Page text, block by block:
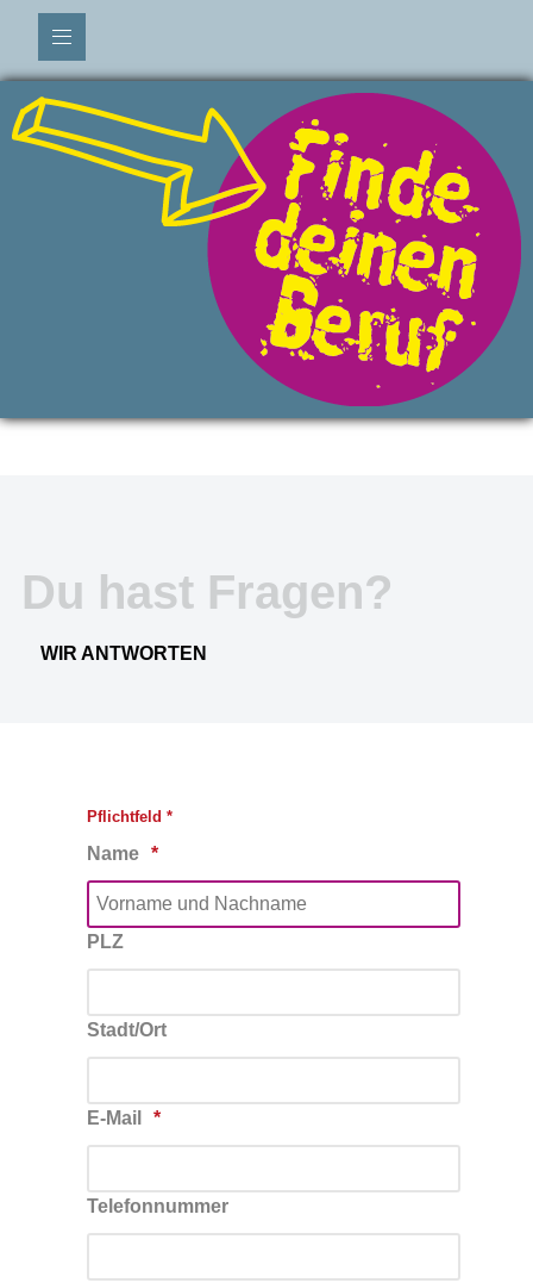
WIR ANTWORTEN
Du hast Fragen?
Pflichtfeld *
Name
PLZ
Stadt/Ort
E-Mail
Telefonnummer